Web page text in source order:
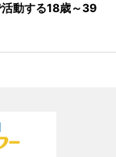
動する18歳～39